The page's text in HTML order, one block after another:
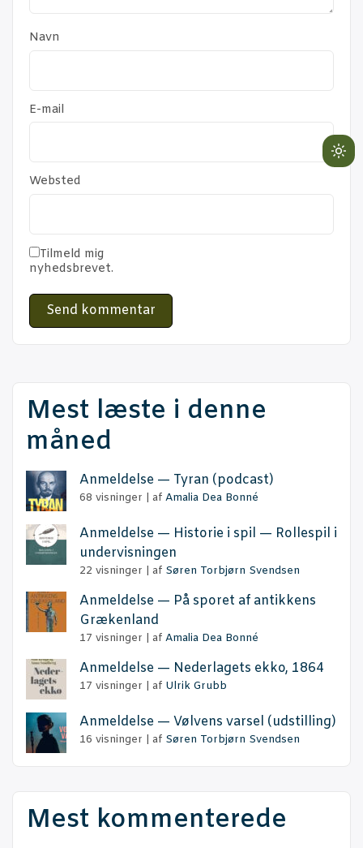
Mest læste i denne
måned
Anmel­del­se — Tyran (podcast)
68 visninger af Amalia Dea Bonné
Anmel­del­se — Histo­rie i spil — Rol­le­spil i
undervisningen
22 visninger af Søren Torbjørn Svendsen
Anmel­del­se — På spo­ret af antik­kens
Grækenland
17 visninger af Amalia Dea Bonné
Anmel­del­se — Neder­la­gets ekko, 1864
17 visninger af Ulrik Grubb
Anmel­del­se — Vøl­vens var­sel (udstil­ling)
16 visninger af Søren Torbjørn Svendsen
Mest kommenterede
Navn
E-mail
Websted
Tilmeld mig
nyhedsbrevet.